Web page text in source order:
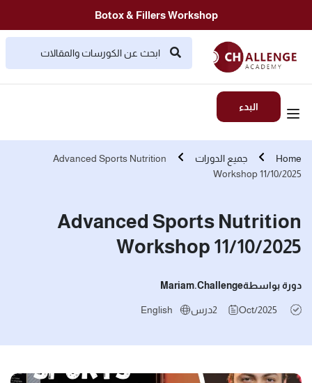
Botox & Fillers Workshop
البدء
Home جميع الدورات
Advanced Sports Nutrition
Workshop 11/10/2025
Advanced Sports Nutrition
Workshop 11/10/2025
دورة بواسطةMariam.challenge
Oct/2025
2درس English